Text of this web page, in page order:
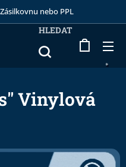
nebo PPL
HLEDAT
Vinylová